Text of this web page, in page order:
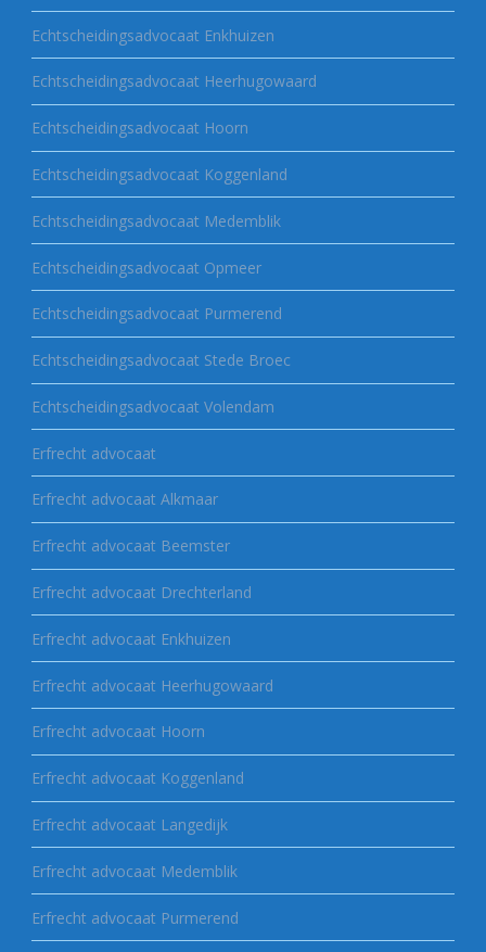
Echtscheidingsadvocaat Enkhuizen
Echtscheidingsadvocaat Heerhugowaard
Echtscheidingsadvocaat Hoorn
Echtscheidingsadvocaat Koggenland
Echtscheidingsadvocaat Medemblik
Echtscheidingsadvocaat Opmeer
Echtscheidingsadvocaat Purmerend
Echtscheidingsadvocaat Stede Broec
Echtscheidingsadvocaat Volendam
Erfrecht advocaat
Erfrecht advocaat Alkmaar
Erfrecht advocaat Beemster
Erfrecht advocaat Drechterland
Erfrecht advocaat Enkhuizen
Erfrecht advocaat Heerhugowaard
Erfrecht advocaat Hoorn
Erfrecht advocaat Koggenland
Erfrecht advocaat Langedijk
Erfrecht advocaat Medemblik
Erfrecht advocaat Purmerend